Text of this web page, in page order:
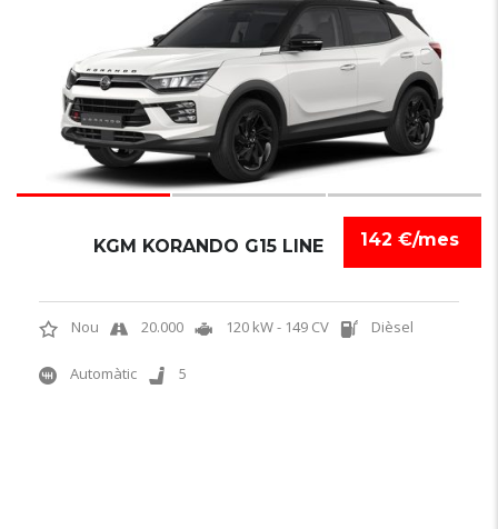
142 €/mes
KGM KORANDO G15 LINE
Nou 20.000 120 kW - 149 CV Dièsel
Automàtic 5